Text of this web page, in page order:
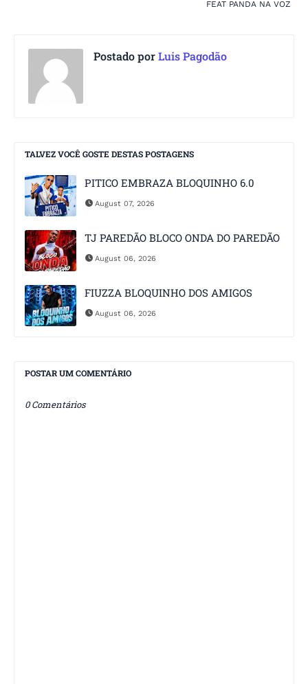
FEAT PANDA NA VOZ
Postado porLuis Pagodão
TALVEZ VOCÊ GOSTE DESTAS POSTAGENS
PITICO EMBRAZA BLOQUINHO 6.0
August 07, 2026
TJ PAREDÃO BLOCO ONDA DO PAREDÃO
August 06, 2026
FIUZZA BLOQUINHO DOS AMIGOS
August 06, 2026
POSTAR UM COMENTÁRIO
0 Comentários